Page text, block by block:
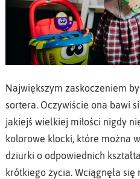
Największym zaskoczeniem
sortera. Oczywiście ona bawi
jakiejś wielkiej miłości nigdy
kolorowe klocki, które można
dziurki o odpowiednich
krótkiego życia. Wciągnęła